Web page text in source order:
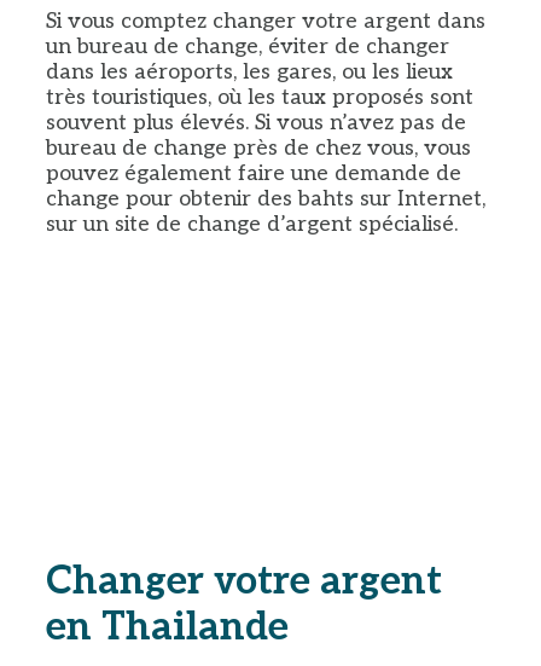
Si vous comptez changer votre argent dans
un bureau de change, éviter de changer
dans les aéroports, les gares, ou les lieux
très touristiques, où les taux proposés sont
souvent plus élevés. Si vous n’avez pas de
bureau de change près de chez vous, vous
pouvez également faire une demande de
change pour obtenir des bahts sur Internet,
sur un site de change d’argent spécialisé.
Changer votre argent
en Thailande